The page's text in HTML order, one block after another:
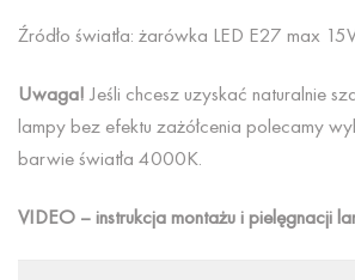
Źródło światła: żarówka LED E27 max
Uwaga! Jeśli chcesz uzyskać naturalnie
lampy bez efektu zażółcenia polecamy
barwie światła 4000K.
VIDEO – instrukcja montażu i pielęgnacji